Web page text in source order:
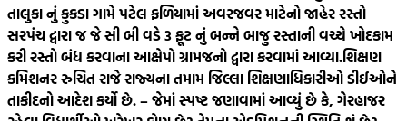
તાલુકા નું કુકડા ગામે પટેલ ફળિયામાં અવરજવર માટેનો જાહેર રસ્તો
સરપંચ દ્વારા જ જે સી બી વડે 3 ફૂટ નું બન્ને બાજુ રસ્તાની વચ્ચે ખોદકામ
કરી રસ્તો બંધ કરવાના આક્ષેપો ગ્રામજનો દ્વારા કરવામાં આવ્યા.શિક્ષણ
કમિશનર રુચિત રાજે રાજ્યના તમામ જિલ્લા શિક્ષણાધિકારીઓ ડીઈઓને
તાકીદનો આદેશ કર્યો છે. – જેમાં સ્પષ્ટ જણાવામાં આવ્યું છે કે, ગેરહાજર